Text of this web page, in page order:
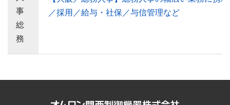
事
総
務
／採用／給与・社保／与信管理など